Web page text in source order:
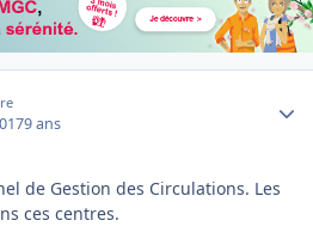
9 ans
de Gestion des Circulations. Les
ces centres.